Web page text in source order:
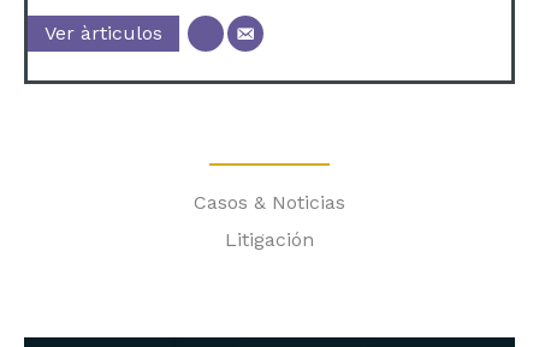
Ver àrticulos
Casos & Noticias
Litigación